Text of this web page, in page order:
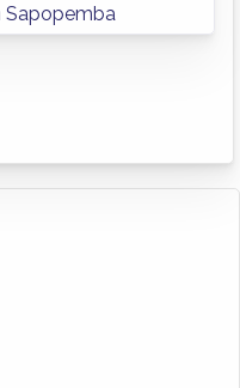
Sapopemba